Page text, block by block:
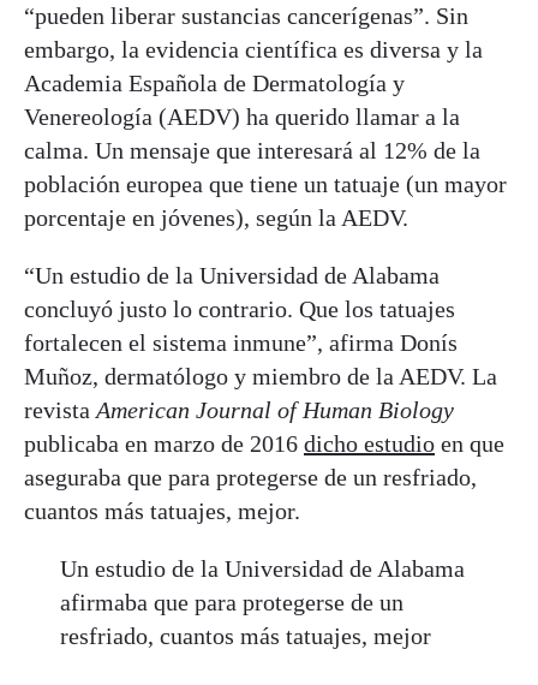
“pueden liberar sustancias cancerígenas”. Sin
embargo, la evidencia científica es diversa y la
Academia Española de Dermatología y
Venereología (AEDV) ha querido llamar a la
calma. Un mensaje que interesará al 12% de la
población europea que tiene un tatuaje (un mayor
porcentaje en jóvenes), según la AEDV.
“Un estudio de la Universidad de Alabama
concluyó justo lo contrario. Que los tatuajes
fortalecen el sistema inmune”, afirma Donís
Muñoz, dermatólogo y miembro de la AEDV. La
revista American Journal of Human Biology
publicaba en marzo de 2016 dicho estudio en que
aseguraba que para protegerse de un resfriado,
cuantos más tatuajes, mejor.
Un estudio de la Universidad de Alabama
afirmaba que para protegerse de un
resfriado, cuantos más tatuajes, mejor